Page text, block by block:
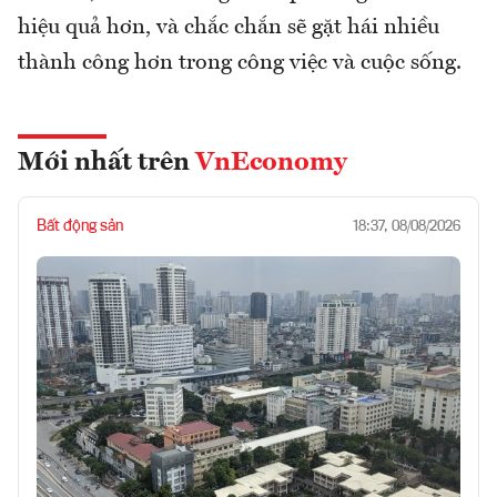
hiệu quả hơn, và chắc chắn sẽ gặt hái nhiều
thành công hơn trong công việc và cuộc sống.
Mới nhất trên VnEconomy
Bất động sản 18:37, 08/08/2026